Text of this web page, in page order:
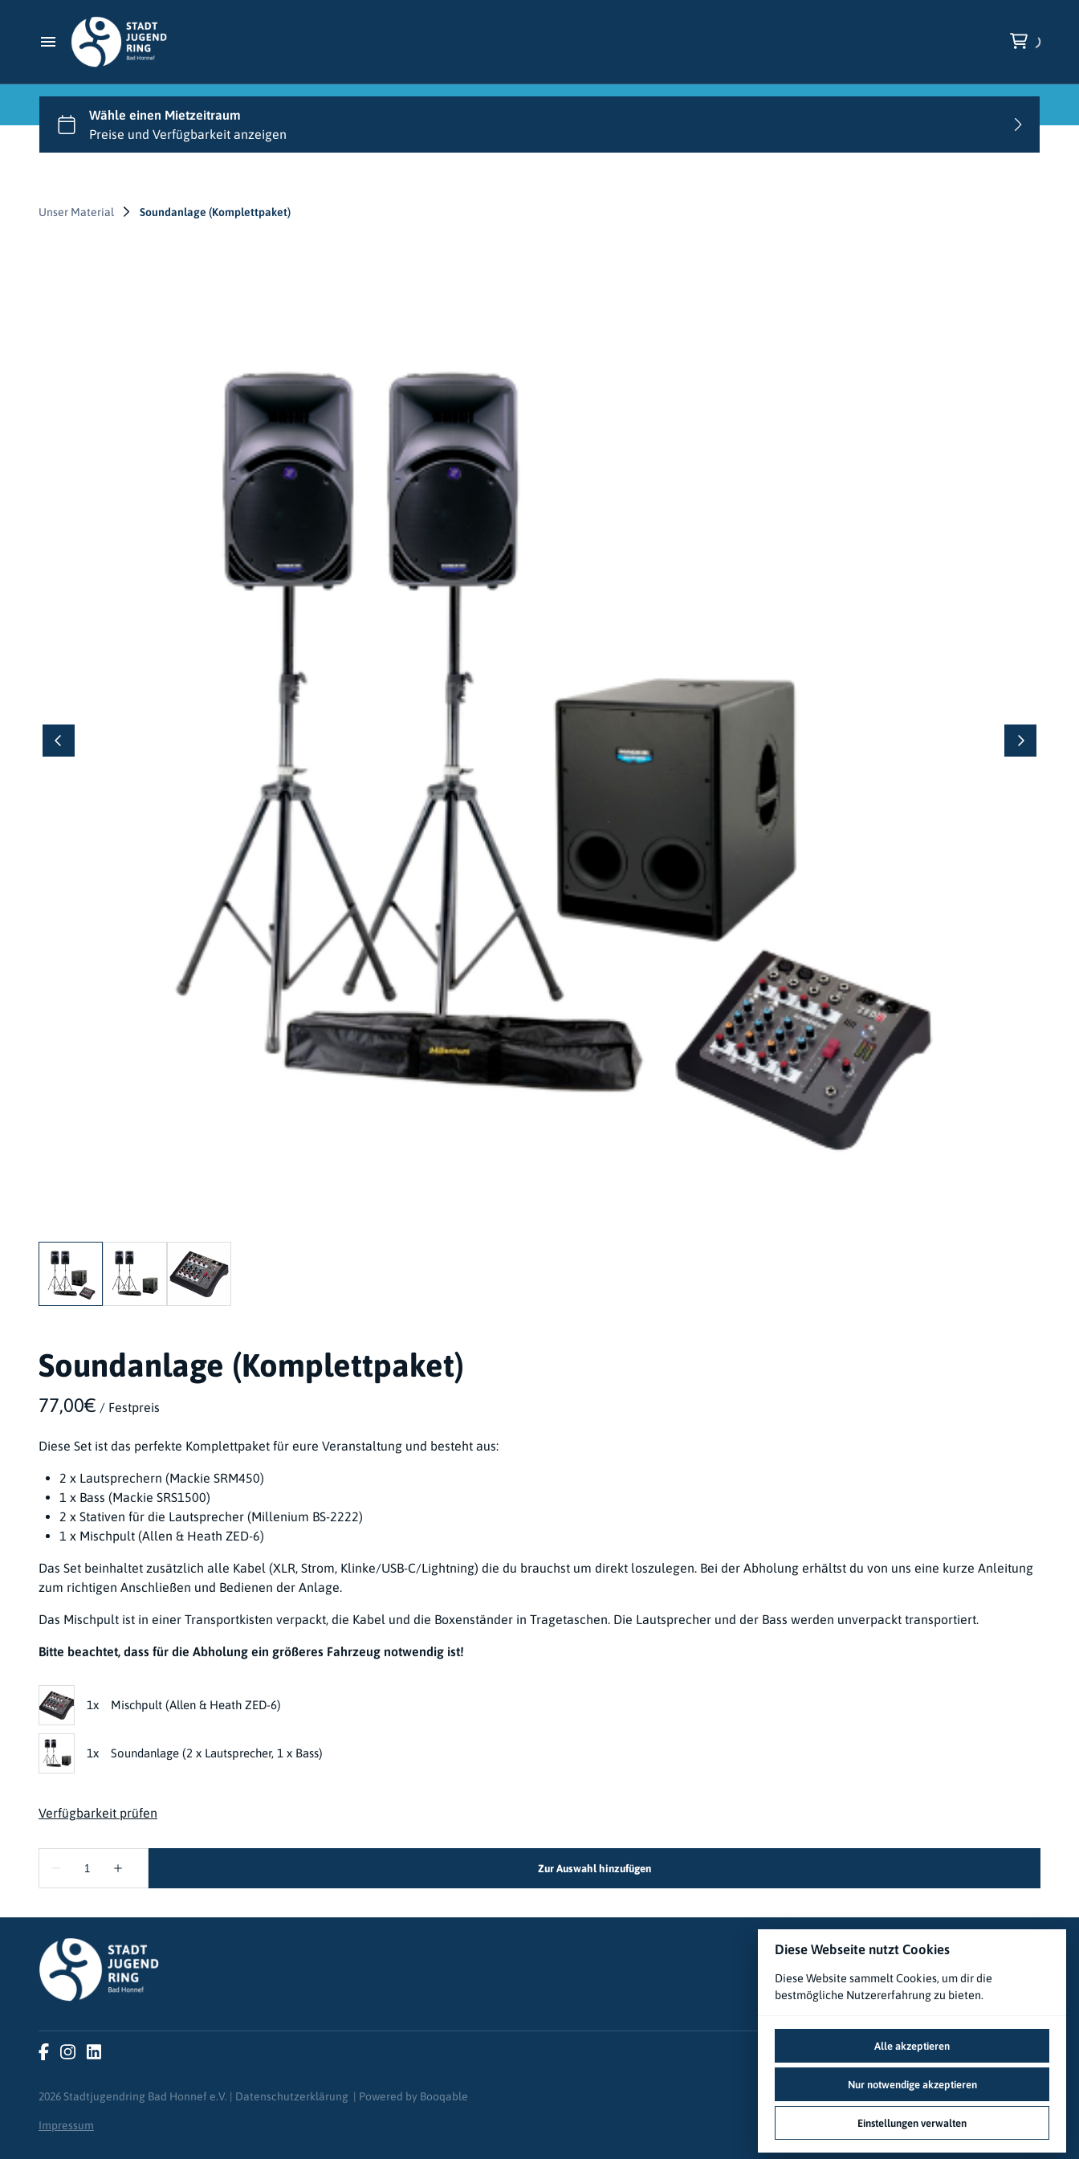
Unser Material Soundanlage (Komplettpaket)
Soundanlage (Komplettpaket)
/
Diese Set ist das perfekte Komplettpaket für eure Veranstaltung und besteht aus:
2 x Lautsprechern (Mackie SRM450)
1 x Bass (Mackie SRS1500)
2 x Stativen für die Lautsprecher (Millenium BS-2222)
1 x Mischpult (Allen & Heath ZED-6)
Das Set beinhaltet zusätzlich alle Kabel (XLR, Strom, Klinke/USB-C/Lightning) die du brauchst um direkt loszulegen. Bei der Abholung erhältst du von uns eine kurze Anleitung
zum richtigen Anschließen und Bedienen der Anlage.
Das Mischpult ist in einer Transportkisten verpackt, die Kabel und die Boxenständer in Tragetaschen. Die Lautsprecher und der Bass werden unverpackt transportiert.
Bitte beachtet, dass für die Abholung ein größeres Fahrzeug notwendig ist!
2026 Stadtjugendring Bad Honnef e.V. | Datenschutzerklärung Powered by Booqable
Impressum
Diese Webseite nutzt Cookies
Diese Website sammelt Cookies, um dir die
bestmögliche Nutzererfahrung zu bieten.
Alle akzeptieren
Nur notwendige akzeptieren
Einstellungen verwalten